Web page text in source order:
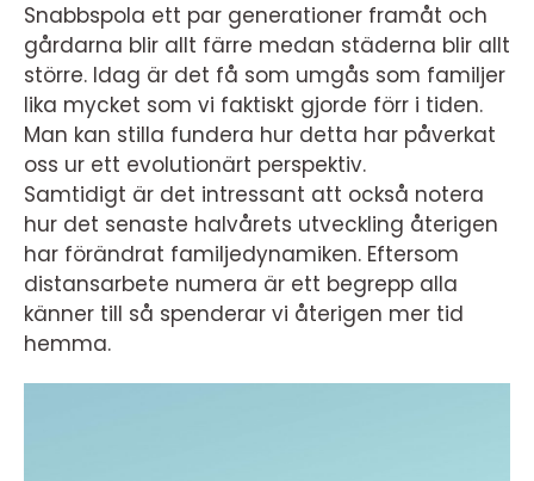
Snabbspola ett par generationer framåt och
gårdarna blir allt färre medan städerna blir allt
större. Idag är det få som umgås som familjer
lika mycket som vi faktiskt gjorde förr i tiden.
Man kan stilla fundera hur detta har påverkat
oss ur ett evolutionärt perspektiv.
Samtidigt är det intressant att också notera
hur det senaste halvårets utveckling återigen
har förändrat familjedynamiken. Eftersom
distansarbete numera är ett begrepp alla
känner till så spenderar vi återigen mer tid
hemma.